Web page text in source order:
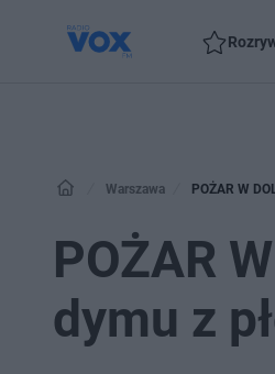
Warszawa POŻAR W
POŻAR
dymu z